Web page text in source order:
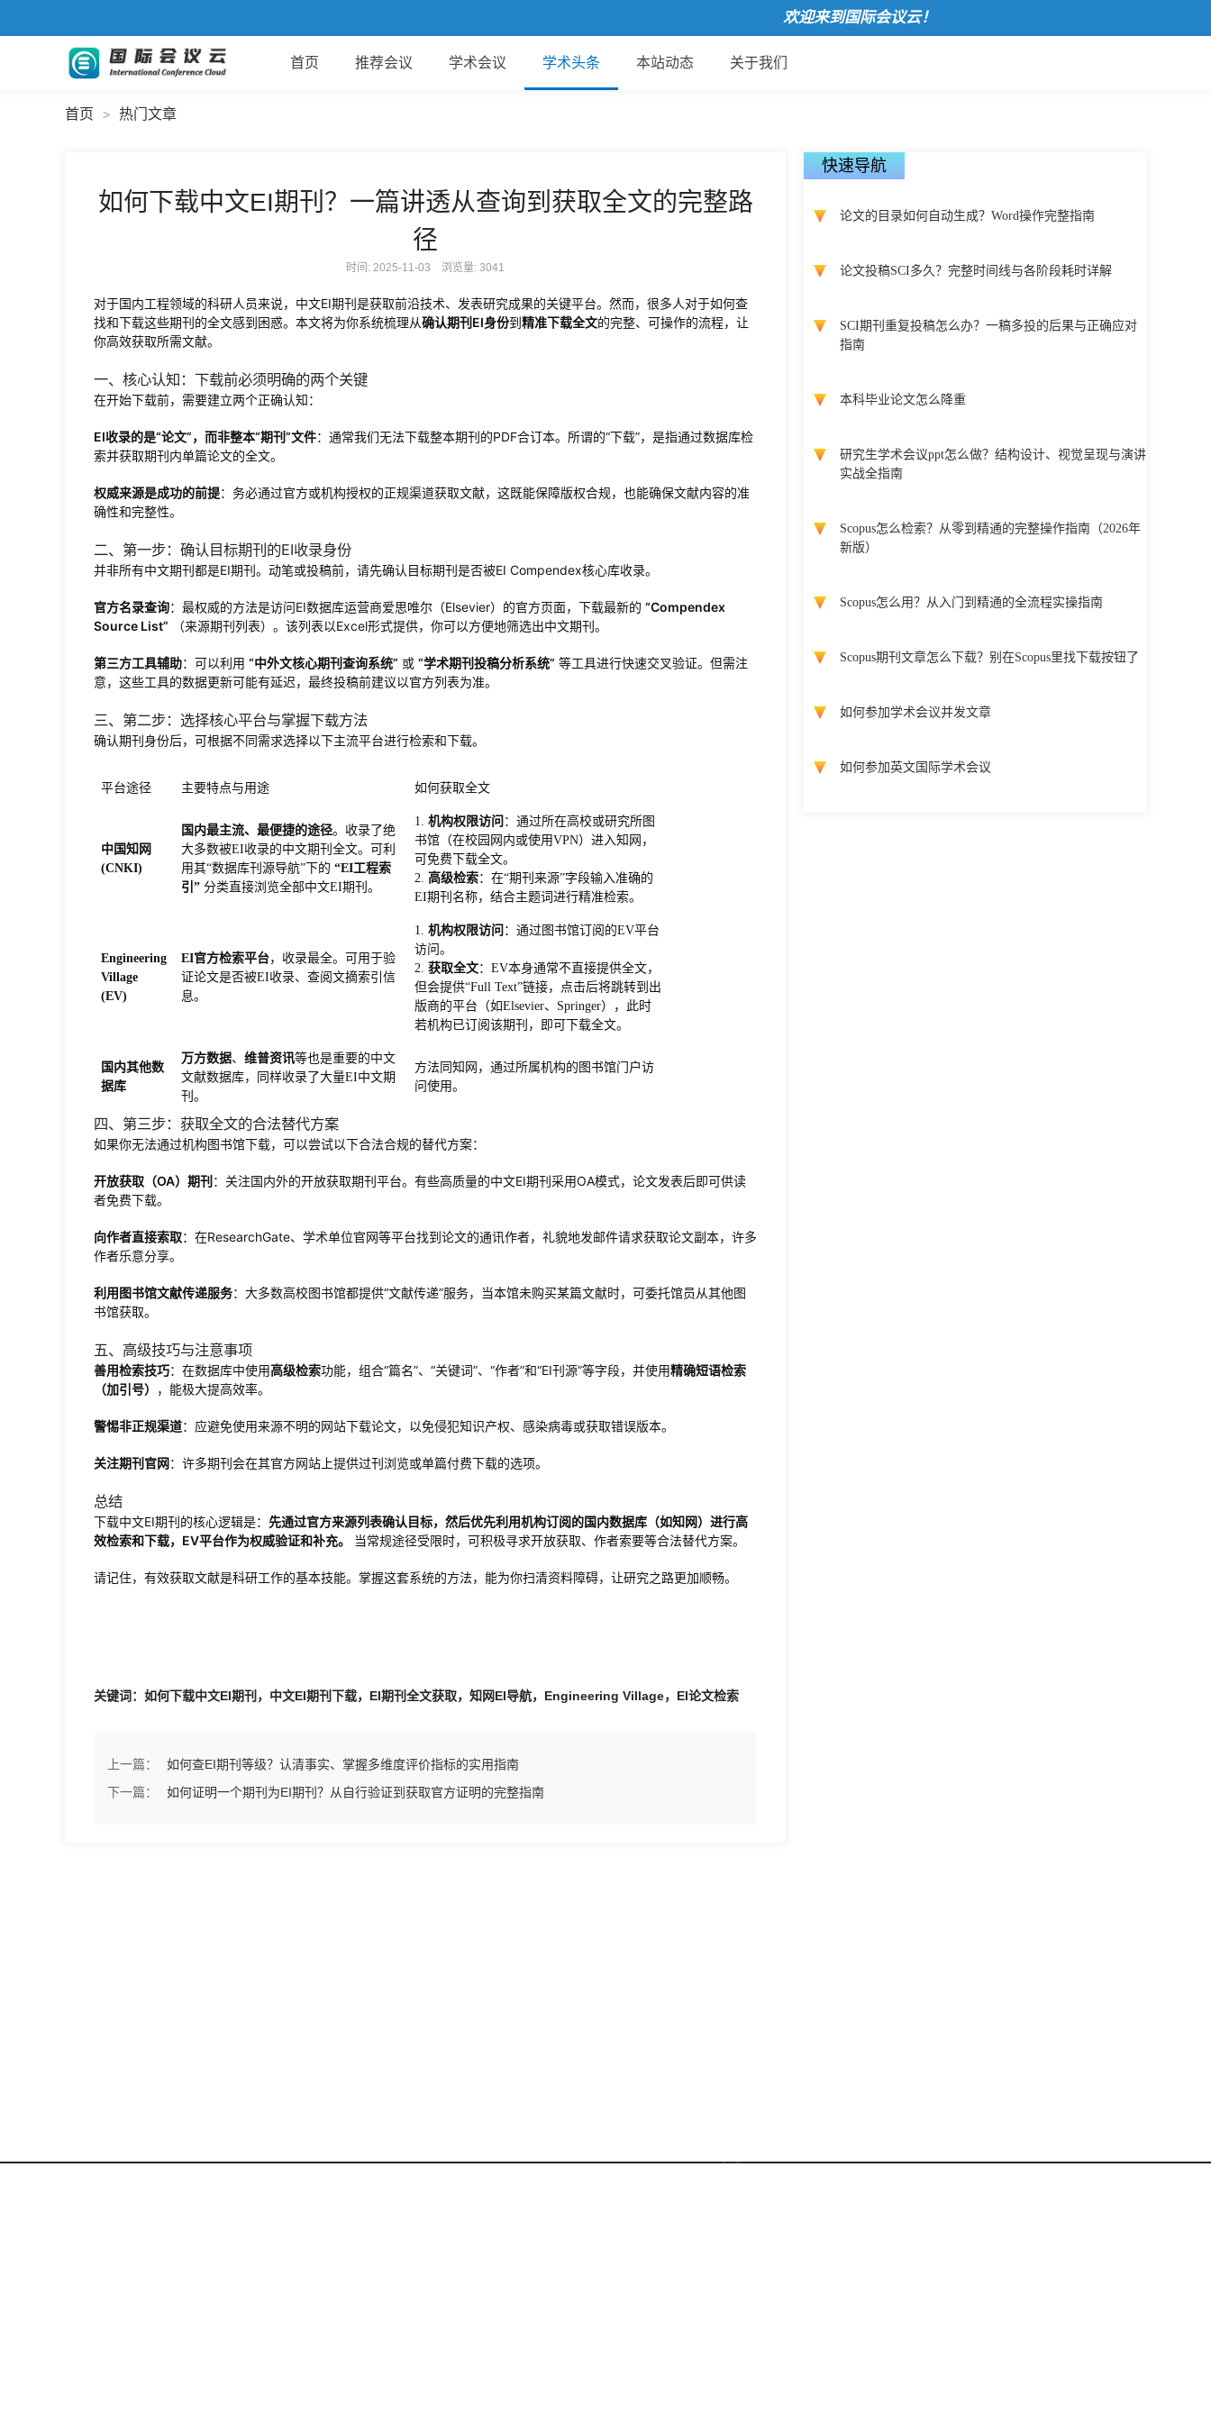
欢迎来到国际会议云！
首页 推荐会议 学术会议 学术头条 本站动态 关于我们
首页 > 热门文章
如何下载中文EI期刊？一篇讲透从查询到获取全文的完整路
径
时间: 2025-11-03 浏览量: 3041
对于国内工程领域的科研人员来说，中文EI期刊是获取前沿技术、发表研究成果的关键平台。然而，很多人对于如何查
找和下载这些期刊的全文感到困惑。本文将为你系统梳理从确认期刊EI身份到精准下载全文的完整、可操作的流程，让
你高效获取所需文献。
一、核心认知：下载前必须明确的两个关键
在开始下载前，需要建立两个正确认知：
EI收录的是“论文”，而非整本“期刊”文件：通常我们无法下载整本期刊的PDF合订本。所谓的“下载”，是指通过数据库检
索并获取期刊内单篇论文的全文。
权威来源是成功的前提：务必通过官方或机构授权的正规渠道获取文献，这既能保障版权合规，也能确保文献内容的准
确性和完整性。
二、第一步：确认目标期刊的EI收录身份
并非所有中文期刊都是EI期刊。动笔或投稿前，请先确认目标期刊是否被EI Compendex核心库收录。
官方名录查询：最权威的方法是访问EI数据库运营商爱思唯尔（Elsevier）的官方页面，下载最新的 “Compendex
Source List” （来源期刊列表）。该列表以Excel形式提供，你可以方便地筛选出中文期刊。
第三方工具辅助：可以利用 “中外文核心期刊查询系统” 或 “学术期刊投稿分析系统” 等工具进行快速交叉验证。但需注
意，这些工具的数据更新可能有延迟，最终投稿前建议以官方列表为准。
三、第二步：选择核心平台与掌握下载方法
确认期刊身份后，可根据不同需求选择以下主流平台进行检索和下载。
平台途径 主要特点与用途 如何获取全文
中国知网
(CNKI)
国内最主流、最便捷的途径。收录了绝
大多数被EI收录的中文期刊全文。可利
用其“数据库刊源导航”下的 “EI工程索
引” 分类直接浏览全部中文EI期刊。
1. 机构权限访问 ：通过所在高校或研究所图
书馆（在校园网内或使用VPN）进入知网，
可免费下载全文。
2. 高级检索：在“期刊来源”字段输入准确的
EI期刊名称，结合主题词进行精准检索。
Engineering
Village
(EV)
EI官方检索平台，收录最全。可用于验
证论文是否被EI收录、查阅文摘索引信
息。
1. 机构权限访问 ：通过图书馆订阅的EV平台
访问。
2. 获取全文：EV本身通常不直接提供全文，
但会提供“Full Text”链接，点击后将跳转到出
版商的平台（如Elsevier、Springer），此时
若机构已订阅该期刊，即可下载全文。
国内其他数
据库
万方数据、 维普资讯等也是重要的中文
文献数据库，同样收录了大量EI中文期
刊。
方法同知网，通过所属机构的图书馆门户访
问使用。
四、第三步：获取全文的合法替代方案
如果你无法通过机构图书馆下载，可以尝试以下合法合规的替代方案：
开放获取（OA）期刊 ：关注国内外的开放获取期刊平台。有些高质量的中文EI期刊采用OA模式，论文发表后即可供读
者免费下载。
向作者直接索取：在ResearchGate、学术单位官网等平台找到论文的通讯作者，礼貌地发邮件请求获取论文副本，许多
作者乐意分享。
利用图书馆文献传递服务：大多数高校图书馆都提供“文献传递”服务，当本馆未购买某篇文献时，可委托馆员从其他图
书馆获取。
五、高级技巧与注意事项
善用检索技巧：在数据库中使用高级检索功能，组合“篇名”、“关键词”、“作者”和“EI刊源”等字段，并使用精确短语检索
（加引号）
，能极大提高效率。
警惕非正规渠道：应避免使用来源不明的网站下载论文，以免侵犯知识产权、感染病毒或获取错误版本。
关注期刊官网：许多期刊会在其官方网站上提供过刊浏览或单篇付费下载的选项。
总结
下载中文EI期刊的核心逻辑是： 先通过官方来源列表确认目标，然后优先利用机构订阅的国内数据库（如知网）进行高
效检索和下载，EV平台作为权威验证和补充。
当常规途径受限时，可积极寻求开放获取、作者索要等合法替代方案。
请记住，有效获取文献是科研工作的基本技能。掌握这套系统的方法，能为你扫清资料障碍，让研究之路更加顺畅。
关键词：如何下载中文EI期刊，中文EI期刊下载，EI期刊全文获取，知网EI导航，Engineering Village，EI论文检索
上一篇：
如何查EI期刊等级？认清事实、掌握多维度评价指标的实用指南
下一篇：
如何证明一个期刊为EI期刊？从自行验证到获取官方证明的完整指南
快速导航
论文的目录如何自动生成？Word操作完整指南
论文投稿SCI多久？完整时间线与各阶段耗时详解
SCI期刊重复投稿怎么办？一稿多投的后果与正确应对
指南
本科毕业论文怎么降重
研究生学术会议ppt怎么做？结构设计、视觉呈现与演讲
实战全指南
Scopus怎么检索？从零到精通的完整操作指南（2026年
新版）
Scopus怎么用？从入门到精通的全流程实操指南
Scopus期刊文章怎么下载？别在Scopus里找下载按钮了
如何参加学术会议并发文章
如何参加英文国际学术会议